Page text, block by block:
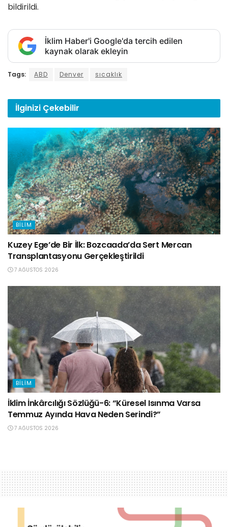
bildirildi.
İklim Haber'i Google'da tercih edilen
kaynak olarak ekleyin
Tags: ABD Denver sıcaklık
İlginizi Çekebilir
BILIM
Kuzey Ege’de Bir İlk: Bozcaada’da Sert Mercan
Transplantasyonu Gerçekleştirildi
7 AĞUSTOS 2026
BILIM
İklim İnkârcılığı Sözlüğü-6: “Küresel Isınma Varsa
Temmuz Ayında Hava Neden Serindi?”
7 AĞUSTOS 2026